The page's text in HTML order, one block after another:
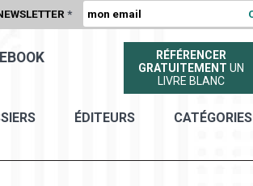
*
EBOOK
RÉFÉRENCER
GRATUITEMENT UN
LIVRE BLANC
ÉDITEURS CATÉGORIES